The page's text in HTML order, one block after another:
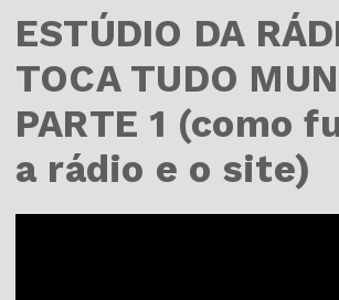
ESTÚDIO DA
TOCA TUDO
PARTE 1 (como
a rádio e o site)